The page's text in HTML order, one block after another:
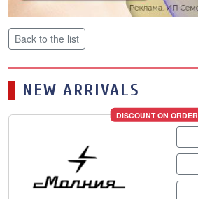
Back to the list
NEW ARRIVALS
DISCOUNT ON ORDER